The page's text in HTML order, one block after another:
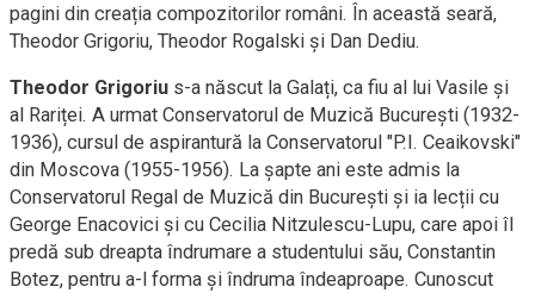
pagini din creația compozitorilor români. În această seară,
Theodor Grigoriu, Theodor Rogalski și Dan Dediu.
Theodor Grigoriu s-a născut la Galați, ca fiu al lui Vasile și
al Rariței. A urmat Conservatorul de Muzică București (1932-
1936), cursul de aspirantură la Conservatorul "P.I. Ceaikovski"
din Moscova (1955-1956). La șapte ani este admis la
Conservatorul Regal de Muzică din București și ia lecții cu
George Enacovici și cu Cecilia Nitzulescu-Lupu, care apoi îl
predă sub dreapta îndrumare a studentului său, Constantin
Botez, pentru a-l forma și îndruma îndeaproape. Cunoscut